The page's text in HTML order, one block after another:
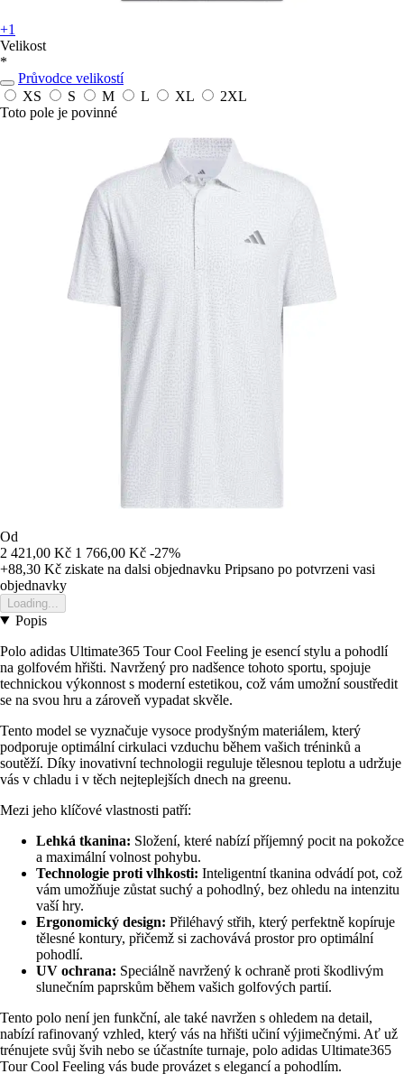
+1
Velikost
*
Průvodce velikostí
XS
S M L XL
2XL
Toto pole je povinné
Od
2 421,00 Kč 1 766,00 Kč -27%
+88,30 Kč ziskate na dalsi objednavku Pripsano po potvrzeni vasi
objednavky
Loading...
Popis
Polo adidas Ultimate365 Tour Cool Feeling je esencí stylu a pohodlí
na golfovém hřišti. Navržený pro nadšence tohoto sportu, spojuje
technickou výkonnost s moderní estetikou, což vám umožní soustředit
se na svou hru a zároveň vypadat skvěle.
Tento model se vyznačuje vysoce prodyšným materiálem, který
podporuje optimální cirkulaci vzduchu během vašich tréninků a
soutěží. Díky inovativní technologii reguluje tělesnou teplotu a udržuje
vás v chladu i v těch nejteplejších dnech na greenu.
Mezi jeho klíčové vlastnosti patří:
Lehká tkanina: Složení, které nabízí příjemný pocit na pokožce
a maximální volnost pohybu.
Technologie proti vlhkosti: Inteligentní tkanina odvádí pot, což
vám umožňuje zůstat suchý a pohodlný, bez ohledu na intenzitu
vaší hry.
Ergonomický design: Přiléhavý střih, který perfektně kopíruje
tělesné kontury, přičemž si zachovává prostor pro optimální
pohodlí.
UV ochrana: Speciálně navržený k ochraně proti škodlivým
slunečním paprskům během vašich golfových partií.
Tento polo není jen funkční, ale také navržen s ohledem na detail,
nabízí rafinovaný vzhled, který vás na hřišti učiní výjimečnými. Ať už
trénujete svůj švih nebo se účastníte turnaje, polo adidas Ultimate365
Tour Cool Feeling vás bude provázet s elegancí a pohodlím.